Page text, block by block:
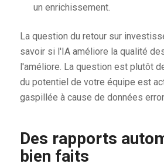
un enrichissement.
La question du retour sur
savoir si l'IA améliore la qualité
l'améliore. La question est plutôt
du potentiel de votre équipe est
gaspillée à cause de données
Des rapports
bien faits